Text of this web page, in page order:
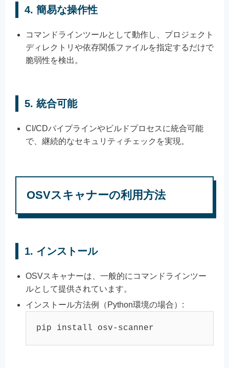
4. 簡易な操作性
コマンドラインツールとして動作し、プロジェクト
ディレクトリや依存関係ファイルを指定するだけで
脆弱性を検出。
5. 統合可能
CI/CDパイプラインやビルドプロセスに統合可能
で、継続的なセキュリティチェックを実現。
OSVスキャナーの利用方法
1. インストール
OSVスキャナーは、一般的にコマンドラインツー
ルとして提供されています。
インストール方法例（Python環境の場合）:
pip install osv-scanner